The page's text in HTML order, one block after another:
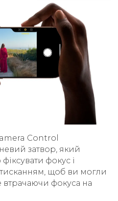
Control
затвор, який
фокус і
щоб ви могли
втрачаючи фокуса на